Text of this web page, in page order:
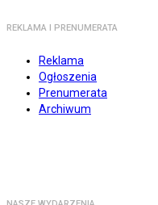
REKLAMA I PRENUMERATA
Reklama
Ogłoszenia
Prenumerata
Archiwum